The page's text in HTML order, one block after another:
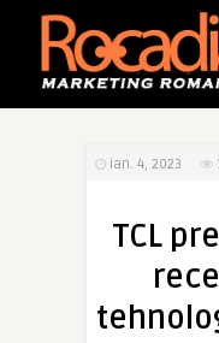
ian. 4, 2023
TCL